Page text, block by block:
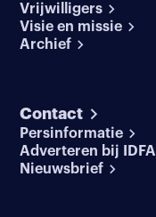
Vrijwilligers
Visie en missie
Archief
Contact
Persinformatie
Adverteren bij IDFA
Nieuwsbrief